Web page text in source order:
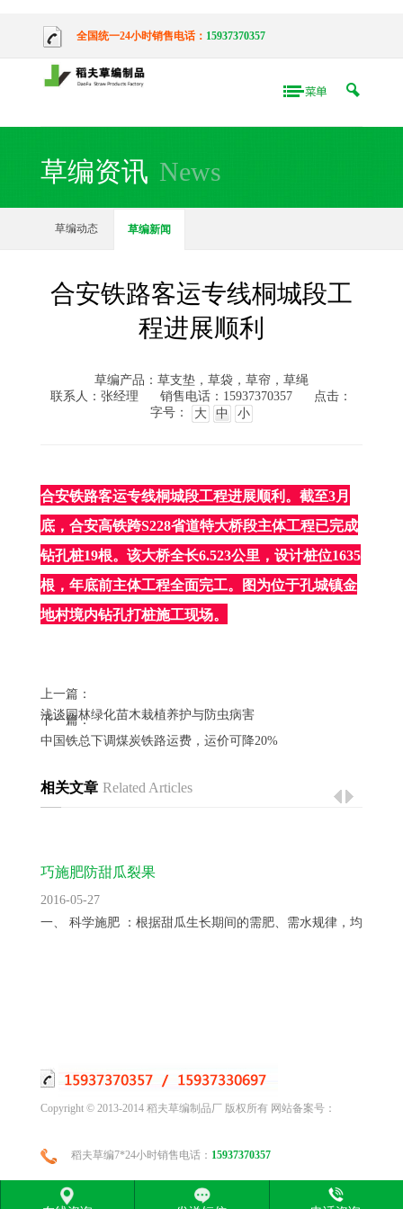
全国统一24小时销售电话： 15937370357
草编资讯 News
草编动态 草编新闻
合安铁路客运专线桐城段工
程进展顺利
草编产品：草支垫，草袋，草帘，草绳
联系人：张经理
销售电话：15937370357
点击：
字号：
大 中 小
合安铁路客运专线桐城段工程进展顺利。截至3月
底，合安高铁跨S228省道特大桥段主体工程已完成
钻孔桩19根。该大桥全长6.523公里，设计桩位1635
根，年底前主体工程全面完工。图为位于孔城镇金
地村境内钻孔打桩施工现场。
上一篇：
浅谈园林绿化苗木栽植养护与防虫病害
下一篇：
中国铁总下调煤炭铁路运费，运价可降20%
相关文章 Related Articles
巧施肥防甜瓜裂果
2016-05-27
一、 科学施肥 ：根据甜瓜生长期间的需肥、需水规律，均衡供...
Copyright © 2013-2014 稻夫草编制品厂 版权所有 网站备案号：
稻夫草编7*24小时销售电话： 15937370357